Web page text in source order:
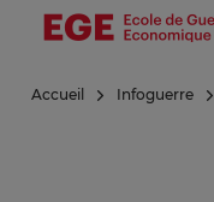
Aller
principal
Accueil Infoguerre